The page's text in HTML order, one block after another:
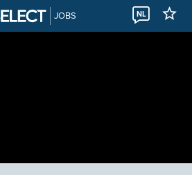
JOBS NL